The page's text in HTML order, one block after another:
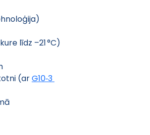
līdz –21 °C)
(ar G10‑3